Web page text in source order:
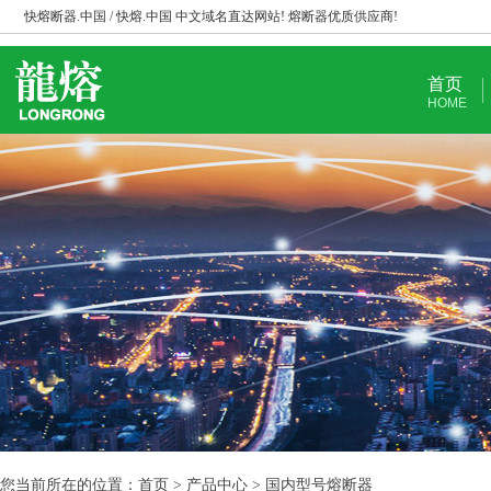
快熔断器.中国 / 快熔.中国 中文域名直达网站! 熔断器优质供应商!
首页
HOME
您当前所在的位置：首页 > 产品中心 > 国内型号熔断器